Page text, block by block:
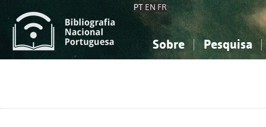
PT EN FR
Sobre Pesquisa